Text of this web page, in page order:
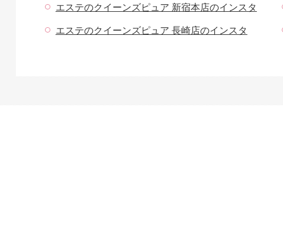
エステのクイーンズピュア 新宿本店のインスタ
エステのクイーンズピュア 長崎店のインスタ